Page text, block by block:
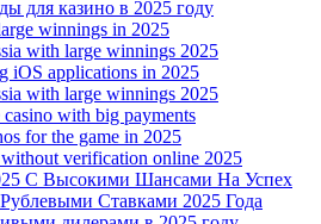
для казино в 2025 году
winnings in 2025
with large winnings 2025
iOS applications in 2025
with large winnings 2025
with big payments
for the game in 2025
verification online 2025
С Высокими Шансами На Успех
Ставками 2025 Года